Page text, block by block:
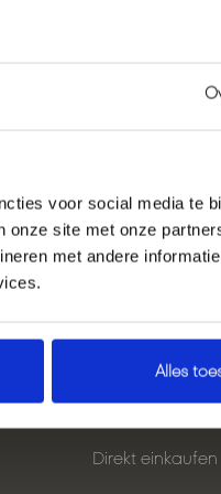
voor social media te
onze site met onze
met andere
Alles
zu gehen.
Direkt einkaufen